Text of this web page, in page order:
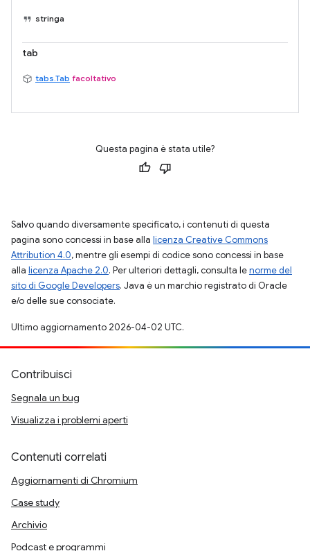
stringa
tab
tabs.Tab facoltativo
Questa pagina è stata utile?
Salvo quando diversamente specificato, i contenuti di questa
pagina sono concessi in base alla licenza Creative Commons
Attribution 4.0, mentre gli esempi di codice sono concessi in base
alla licenza Apache 2.0. Per ulteriori dettagli, consulta lenorme del
sito di Google Developers. Java è un marchio registrato di Oracle
e/o delle sue consociate.
Ultimo aggiornamento 2026-04-02 UTC.
Contribuisci
Segnala un bug
Visualizza i problemi aperti
Contenuti correlati
Aggiornamenti di Chromium
Case study
Archivio
Podcast e programmi